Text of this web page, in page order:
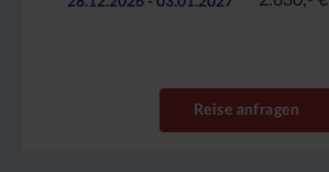
Reise anfragen